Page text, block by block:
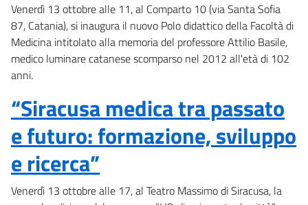
Venerdì 13 ottobre alle 11, al Comparto 10 (via Santa Sofia
87, Catania), si inaugura il nuovo Polo didattico della Facoltà di
Medicina intitolato alla memoria del professore Attilio Basile,
medico luminare catanese scomparso nel 2012 all'età di 102
anni.
“Siracusa medica tra passato
e futuro: formazione, sviluppo
e ricerca”
Venerdì 13 ottobre alle 17, al Teatro Massimo di Siracusa, la